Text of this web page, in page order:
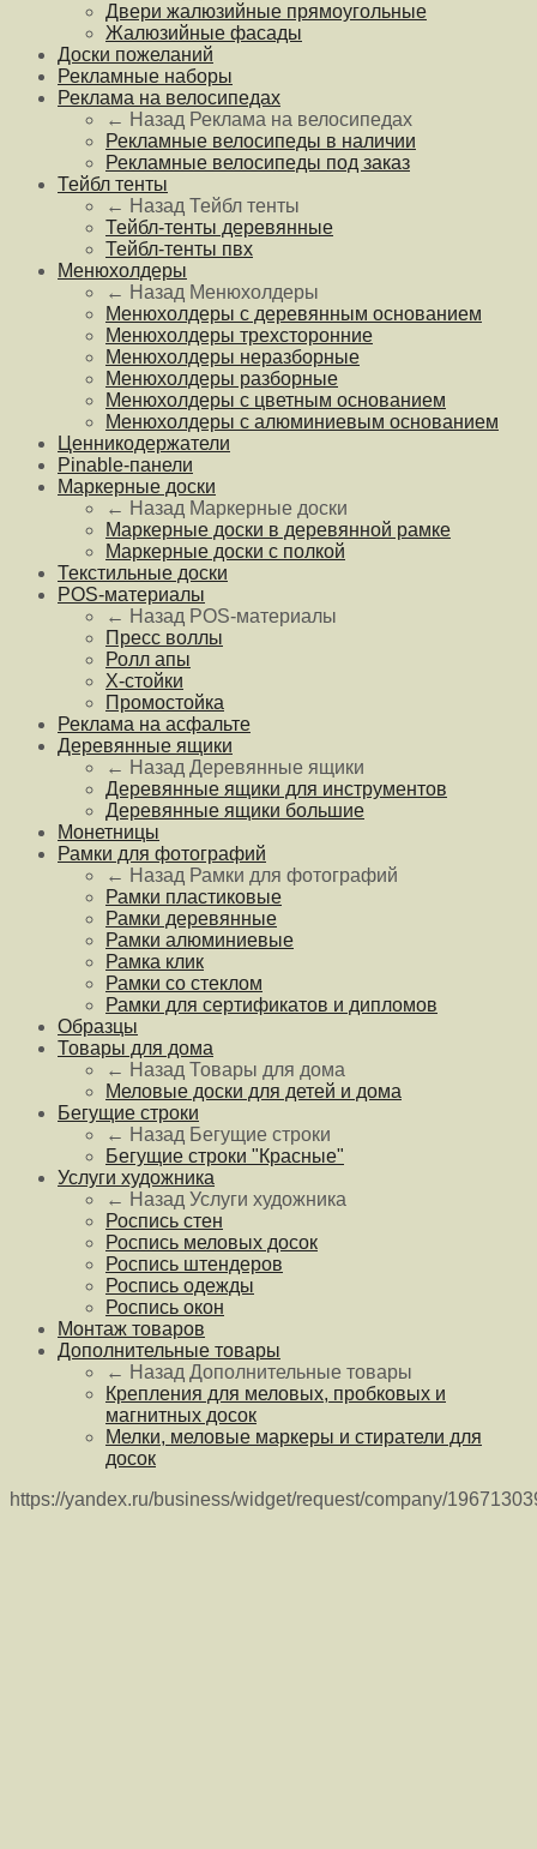
Двери жалюзийные прямоугольные
Жалюзийные фасады
Доски пожеланий
Рекламные наборы
Реклама на велосипедах
← Назад Реклама на велосипедах
Рекламные велосипеды в наличии
Рекламные велосипеды под заказ
Тейбл тенты
← Назад Тейбл тенты
Тейбл-тенты деревянные
Тейбл-тенты пвх
Менюхолдеры
← Назад Менюхолдеры
Менюхолдеры с деревянным основанием
Менюхолдеры трехсторонние
Менюхолдеры неразборные
Менюхолдеры разборные
Менюхолдеры с цветным основанием
Менюхолдеры с алюминиевым основанием
Ценникодержатели
Pinable-панели
Маркерные доски
← Назад Маркерные доски
Маркерные доски в деревянной рамке
Маркерные доски с полкой
Текстильные доски
POS-материалы
← Назад POS-материалы
Пресс воллы
Ролл апы
Х-стойки
Промостойка
Реклама на асфальте
Деревянные ящики
← Назад Деревянные ящики
Деревянные ящики для инструментов
Деревянные ящики большие
Монетницы
Рамки для фотографий
← Назад Рамки для фотографий
Рамки пластиковые
Рамки деревянные
Рамки алюминиевые
Рамка клик
Рамки со стеклом
Рамки для сертификатов и дипломов
Образцы
Товары для дома
← Назад Товары для дома
Меловые доски для детей и дома
Бегущие строки
← Назад Бегущие строки
Бегущие строки "Красные"
Услуги художника
← Назад Услуги художника
Роспись стен
Роспись меловых досок
Роспись штендеров
Роспись одежды
Роспись окон
Монтаж товаров
Дополнительные товары
← Назад Дополнительные товары
Крепления для меловых, пробковых и
магнитных досок
Мелки, меловые маркеры и стиратели для
досок
https://yandex.ru/business/widget/request/company/